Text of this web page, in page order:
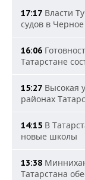
17:17 Власти
судов в
16:06
Татарстане
15:27 Высокая
районах
14:15 В
новые школы
13:38
Татарстана